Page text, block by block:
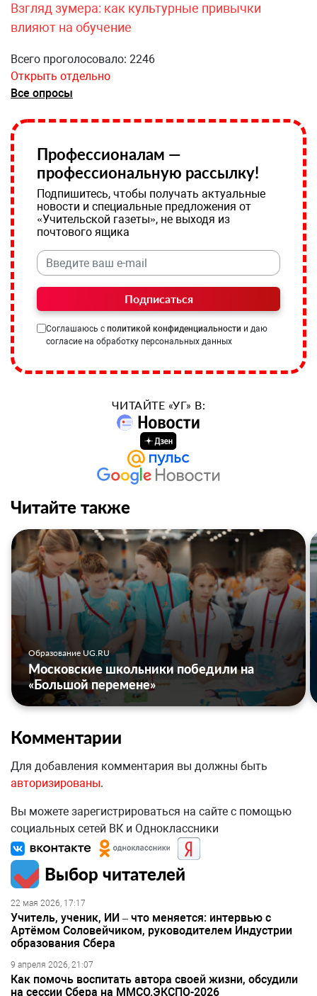
Взгляд зумера: как культурные привычки
влияют на обучение
Всего проголосовало: 2246
Открыть отдельно
Все опросы
Профессионалам —
профессиональную рассылку!
Подпишитесь, чтобы получать актуальные
новости и специальные предложения от
«Учительской газеты», не выходя из
почтового ящика
Подписаться
Соглашаюсь с политикой конфиденциальности и даю
согласие на обработку персональных данных
ЧИТАЙТЕ «УГ» В:
Читайте также
Образование UG.RU
Московские школьники победили на
«Большой перемене»
Комментарии
Для добавления комментария вы должны быть
авторизированы.
Вы можете зарегистрироваться на сайте с помощью
социальных сетей ВК и Одноклассники
Выбор читателей
22 мая 2026, 17:17
Учитель, ученик, ИИ – что меняется: интервью с
Артёмом Соловейчиком, руководителем Индустрии
образования Сбера
9 апреля 2026, 21:07
Как помочь воспитать автора своей жизни, обсудили
на сессии Сбера на ММСО.ЭКСПО-2026